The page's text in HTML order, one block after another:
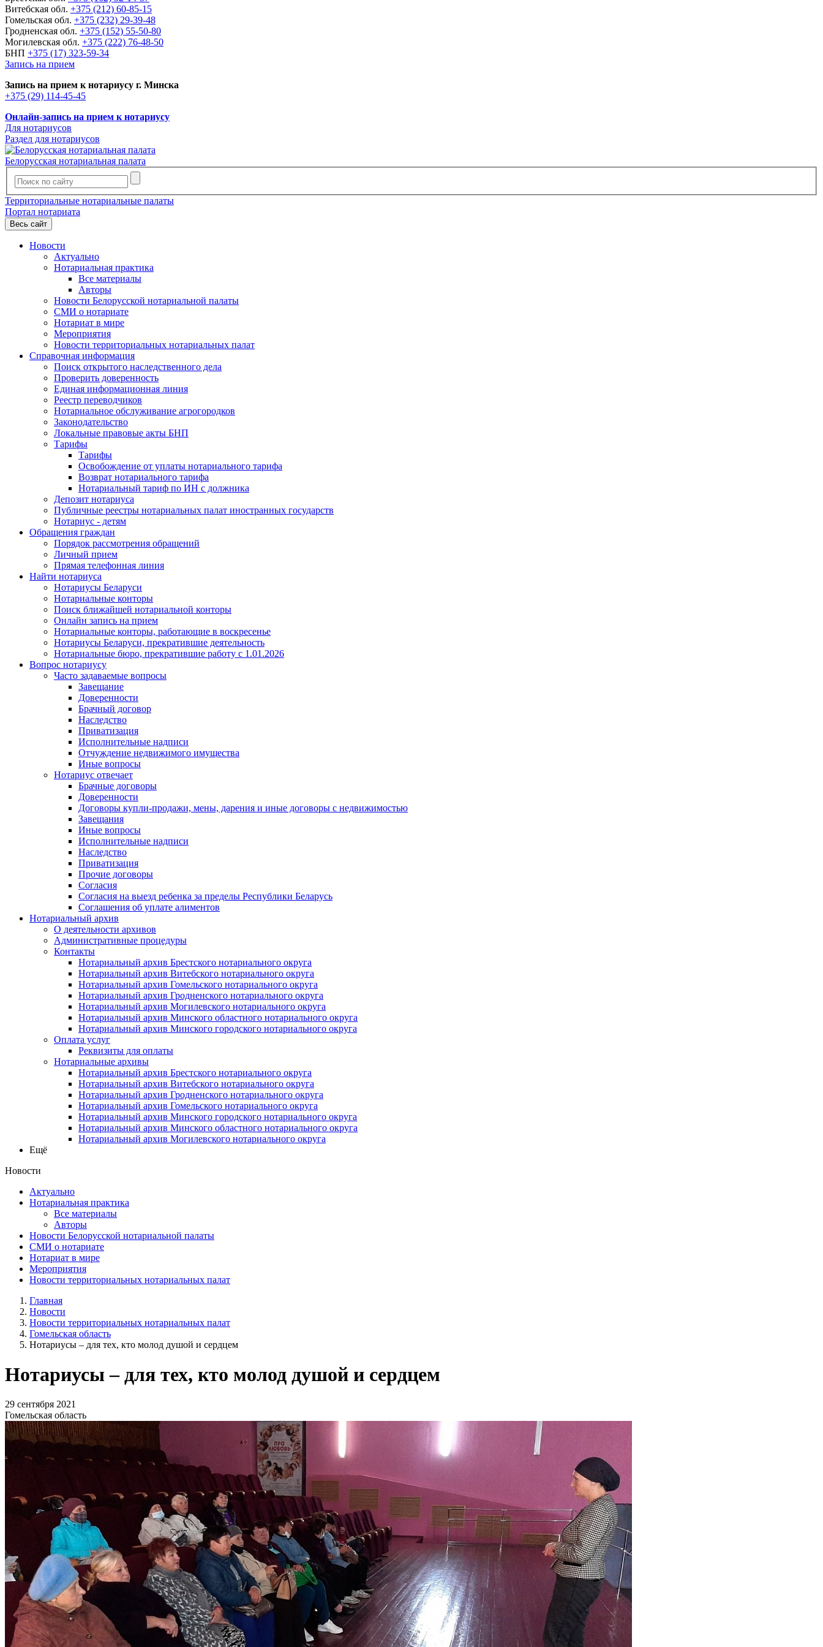
Витебская обл. +375 (212) 60-85-15
Гомельская обл. +375 (232) 29-39-48
Гродненская обл. +375 (152) 55-50-80
Могилевская обл. +375 (222) 76-48-50
БНП +375 (17) 323-59-34
Запись на прием
Запись на прием к нотариусу г. Минска
+375 (29) 114-45-45
Онлайн-запись на прием к нотариусу
Для нотариусов
Раздел для нотариусов
Белорусская нотариальная палата
Территориальные нотариальные палаты
Портал нотариата
Весь сайт
Новости
Актуально
Нотариальная практика
Все материалы
Авторы
Новости Белорусской нотариальной палаты
СМИ о нотариате
Нотариат в мире
Мероприятия
Новости территориальных нотариальных палат
Справочная информация
Поиск открытого наследственного дела
Проверить доверенность
Единая информационная линия
Реестр переводчиков
Нотариальное обслуживание агрогородков
Законодательство
Локальные правовые акты БНП
Тарифы
Тарифы
Освобождение от уплаты нотариального тарифа
Возврат нотариального тарифа
Нотариальный тариф по ИН с должника
Депозит нотариуса
Публичные реестры нотариальных палат иностранных государств
Нотариус - детям
Обращения граждан
Порядок рассмотрения обращений
Личный прием
Прямая телефонная линия
Найти нотариуса
Нотариусы Беларуси
Нотариальные конторы
Поиск ближайшей нотариальной конторы
Онлайн запись на прием
Нотариальные конторы, работающие в воскресенье
Нотариусы Беларуси, прекратившие деятельность
Нотариальные бюро, прекратившие работу с 1.01.2026
Вопрос нотариусу
Часто задаваемые вопросы
Завещание
Доверенности
Брачный договор
Наследство
Приватизация
Исполнительные надписи
Отчуждение недвижимого имущества
Иные вопросы
Нотариус отвечает
Брачные договоры
Доверенности
Договоры купли-продажи, мены, дарения и иные договоры с недвижимостью
Завещания
Иные вопросы
Исполнительные надписи
Наследство
Приватизация
Прочие договоры
Согласия
Согласия на выезд ребенка за пределы Республики Беларусь
Соглашения об уплате алиментов
Нотариальный архив
О деятельности архивов
Административные процедуры
Контакты
Нотариальный архив Брестского нотариального округа
Нотариальный архив Витебского нотариального округа
Нотариальный архив Гомельского нотариального округа
Нотариальный архив Гродненского нотариального округа
Нотариальный архив Могилевского нотариального округа
Нотариальный архив Минского областного нотариального округа
Нотариальный архив Минского городского нотариального округа
Оплата услуг
Реквизиты для оплаты
Нотариальные архивы
Нотариальный архив Брестского нотариального округа
Нотариальный архив Витебского нотариального округа
Нотариальный архив Гродненского нотариального округа
Нотариальный архив Гомельского нотариального округа
Нотариальный архив Минского городского нотариального округа
Нотариальный архив Минского областного нотариального округа
Нотариальный архив Могилевского нотариального округа
Ещё
Новости
Актуально
Нотариальная практика
Все материалы
Авторы
Новости Белорусской нотариальной палаты
СМИ о нотариате
Нотариат в мире
Мероприятия
Новости территориальных нотариальных палат
Главная
Новости
Новости территориальных нотариальных палат
Гомельская область
Нотариусы – для тех, кто молод душой и сердцем
Нотариусы – для тех, кто молод душой и сердцем
29 сентября 2021
Гомельская область